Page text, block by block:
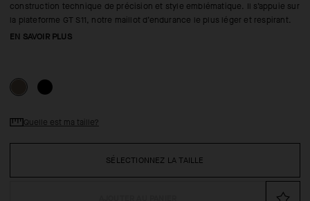
construction technique de précision et style emblématique. Il s’appuie sur
la plateforme GT S11, notre maillot d’endurance le plus léger et respirant.
EN SAVOIR PLUS
SÉLECTIONNEZ LA TAILLE
Quelle est ma taille?